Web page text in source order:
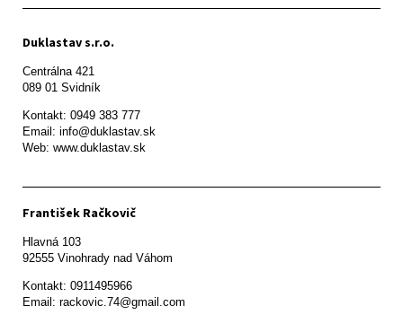
Duklastav s.r.o.
Centrálna 421
089 01 Svidník
Kontakt: 0949 383 777
Email: info@duklastav.sk
Web: www.duklastav.sk
František Račkovič
Hlavná 103
92555 Vinohrady nad Váhom
Kontakt: 0911495966
Email: rackovic.74@gmail.com